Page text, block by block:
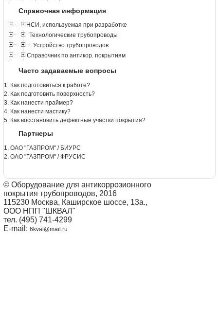
Справочная информация
НСИ, используемая при разработке
Технологические трубопроводы
Устройство трубопроводов
Справочник по антикор. покрытиям
Часто задаваемые вопросы
1. Как подготовиться к работе?
2. Как подготовить поверхность?
3. Как нанести праймер?
4. Как нанести мастику?
5. Как восстановить дефектные участки покрытия?
Партнеры
1. ОАО "ГАЗПРОМ" / БИУРС
2. ОАО "ГАЗПРОМ" / ФРУСИС
© Оборудование для антикоррозионного
покрытия трубопроводов, 2016
115230 Москва, Каширское шоссе, 13а.,
ООО НПП "ШКВАЛ"
тел. (495) 741-4299
E-mail: 6kval@mail.ru